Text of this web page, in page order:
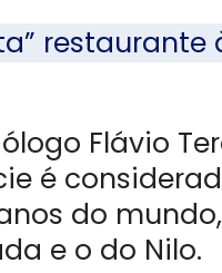
restaurante
Flávio
é
do
e o do Nilo.